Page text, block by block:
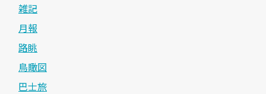
雑記
月報
路眺
鳥瞰図
巴士旅